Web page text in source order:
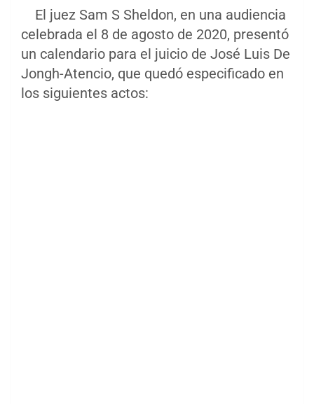
El juez Sam S Sheldon, en una audiencia
celebrada el 8 de agosto de 2020, presentó
un calendario para el juicio de José Luis De
Jongh-Atencio, que quedó especificado en
los siguientes actos: